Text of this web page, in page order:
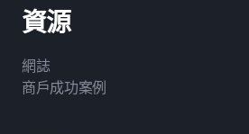
資源
網誌
商戶成功案例